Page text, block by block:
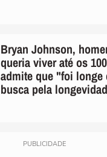
Bryan Johnson,
queria viver até os
admite que "foi longe
busca pela
PUBLICIDADE